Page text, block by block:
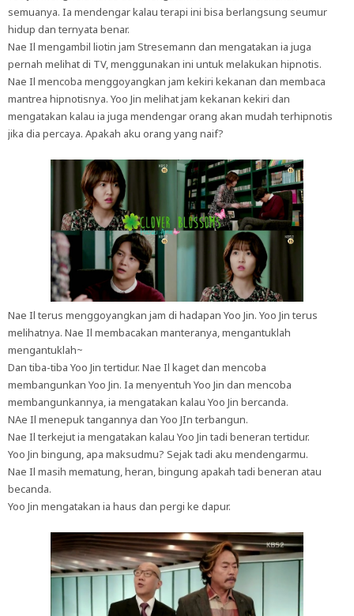
semuanya. Ia mendengar kalau terapi ini bisa berlangsung seumur
hidup dan ternyata benar.
Nae Il mengambil liotin jam Stresemann dan mengatakan ia juga
pernah melihat di TV, menggunakan ini untuk melakukan hipnotis.
Nae Il mencoba menggoyangkan jam kekiri kekanan dan membaca
mantrea hipnotisnya. Yoo Jin melihat jam kekanan kekiri dan
mengatakan kalau ia juga mendengar orang akan mudah terhipnotis
jika dia percaya. Apakah aku orang yang naif?
Nae Il terus menggoyangkan jam di hadapan Yoo Jin. Yoo Jin terus
melihatnya. Nae Il membacakan manteranya, mengantuklah
mengantuklah~
Dan tiba-tiba Yoo Jin tertidur. Nae Il kaget dan mencoba
membangunkan Yoo Jin. Ia menyentuh Yoo Jin dan mencoba
membangunkannya, ia mengatakan kalau Yoo Jin bercanda.
NAe Il menepuk tangannya dan Yoo JIn terbangun.
Nae Il terkejut ia mengatakan kalau Yoo Jin tadi beneran tertidur.
Yoo Jin bingung, apa maksudmu? Sejak tadi aku mendengarmu.
Nae Il masih mematung, heran, bingung apakah tadi beneran atau
becanda.
Yoo Jin mengatakan ia haus dan pergi ke dapur.